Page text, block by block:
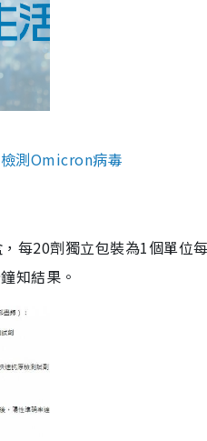
測Omicron病毒
每20劑獨立包裝為1個單位
知結果。